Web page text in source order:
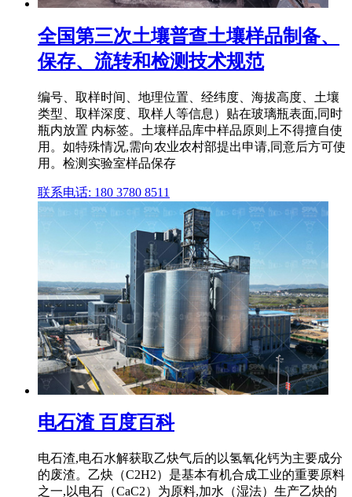
全国第三次土壤普查土壤样品制备、
保存、流转和检测技术规范
编号、取样时间、地理位置、经纬度、海拔高度、土壤
类型、取样深度、取样人等信息）贴在玻璃瓶表面,同时
瓶内放置 内标签。土壤样品库中样品原则上不得擅自使
用。如特殊情况,需向农业农村部提出申请,同意后方可使
用。检测实验室样品保存
联系电话: 180 3780 8511
电石渣 百度百科
电石渣,电石水解获取乙炔气后的以氢氧化钙为主要成分
的废渣。乙炔（C2H2）是基本有机合成工业的重要原料
之一,以电石（CaC2）为原料,加水（湿法）生产乙炔的